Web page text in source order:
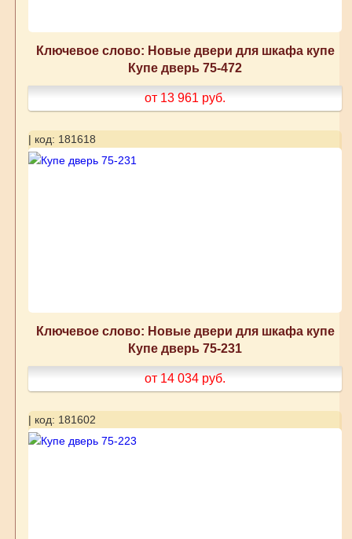
Ключевое слово: Новые двери для шкафа купе
Купе дверь 75-472
от 13 961 руб.
| код: 181618
Ключевое слово: Новые двери для шкафа купе
Купе дверь 75-231
от 14 034 руб.
| код: 181602